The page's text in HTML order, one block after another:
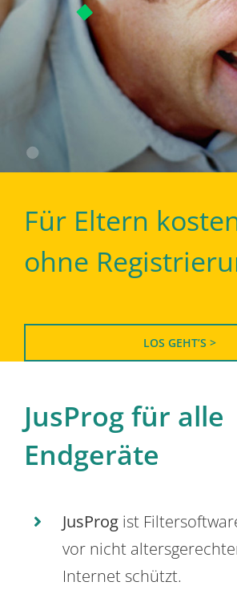
Für Eltern
ohne
LOS GEHT’S >
JusProg für alle
Endgeräte
JusProg ist
vor nicht
Internet schützt.